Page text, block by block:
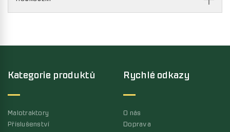
Kategorie produktů
Malotraktory
Příslušenství
Rychlé odkazy
O nás
Doprava